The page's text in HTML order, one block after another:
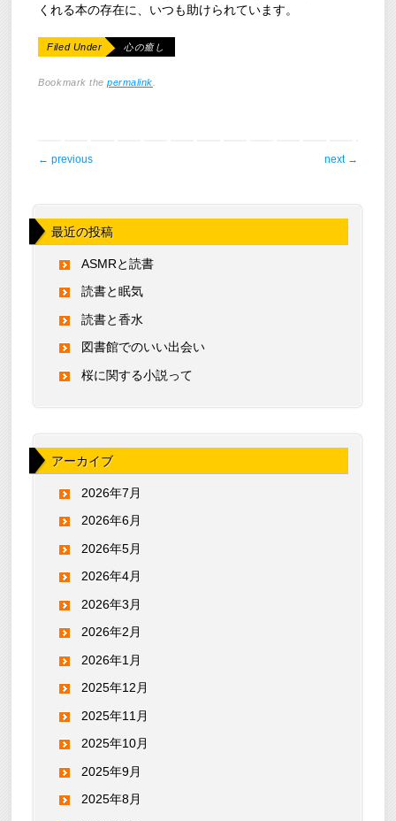
くれる本の存在に、いつも助けられています。
Filed Under 心の癒し
Bookmark thepermalink.
post navigation
← previous next →
最近の投稿
ASMRと読書
読書と眠気
読書と香水
図書館でのいい出会い
桜に関する小説って
アーカイブ
2026年7月
2026年6月
2026年5月
2026年4月
2026年3月
2026年2月
2026年1月
2025年12月
2025年11月
2025年10月
2025年9月
2025年8月